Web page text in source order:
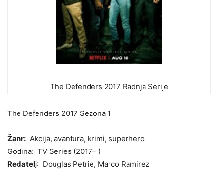
The Defenders 2017 Radnja Serije
The Defenders 2017 Sezona 1
Žanr: Akcija, avantura, krimi, superhero
Godina: TV Series (2017– )
Redatelj: Douglas Petrie, Marco Ramirez